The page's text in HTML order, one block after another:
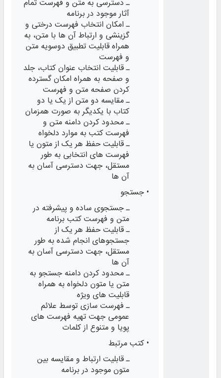
ـ دسترسی به متن و فهرست تمام
آثار موجود در برنامه
ـ امکان انتخاب فهرست درختی و
گزینشی و ارتباط آن‌ ها با متن، به
همراه قابلیت تطبیق دوسویه متن
و فهرست
ـ قابلیت انتخاب عنوان کتاب، جلد
و صفحه به همراه امکان گسترده
کردن صفحه متن و فهرست
ـ مقایسه دو متن از یک یا دو
کتاب با یکدیگر به صورت همزمان
ـ محدود کردن دامنه متن و
فهرست کتب به موارد دلخواه
ـ قابلیت حفظ هر یک از متون یا
فهرست‌ های انتخابی به طور
مستقل، جهت دسترسی ‌آسان به
آن‌ ها
• جستجو
ـ جستجوی ساده و پیشرفته در
متن و فهرست کتب برنامه
ـ قابلیت حفظ هر یک از
جستجوهای انجام ‌‌شده به طور
مستقل، جهت دسترسی ‌آسان به
آن‌ ها
ـ محدود کردن دامنه جستجو به
متن یا متون دلخواه به همراه
قابلیت‌ های ویژه
ـ فهرست‌ سازی توسط علائم
عمومی جهت تهیه فهرست‌ های
پویا و متنوع از کلمات
• کتب مرتبط
ـ قابلیت ارتباط و مقایسه بین
متون موجود در برنامه